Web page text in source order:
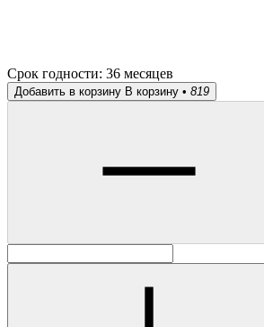
Срок годности: 36 месяцев
Добавить в корзину В корзину • 819